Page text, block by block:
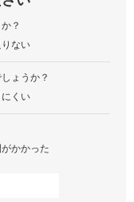
？
ない
ょうか？
くい
かかった